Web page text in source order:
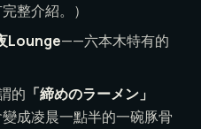
整介紹。）
Lounge——六本木特有的
的 「締めのラーメン」
變成凌晨一點半的一碗豚骨